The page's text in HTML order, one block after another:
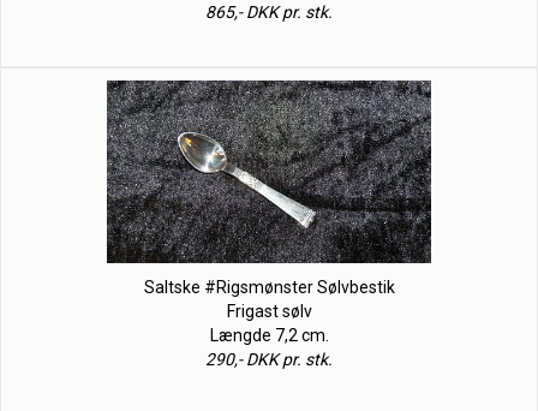
865,- DKK pr. stk.
Saltske #Rigsmønster Sølvbestik
Frigast sølv
Længde 7,2 cm.
290,- DKK pr. stk.